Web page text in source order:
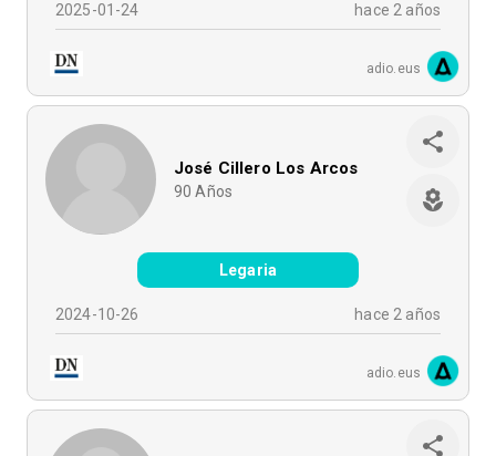
2025-01-24 hace 2 años
adio.eus
José Cillero Los Arcos
90 Años
Legaria
2024-10-26 hace 2 años
adio.eus